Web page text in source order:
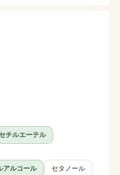
チルエーテル
アルコール
セタノール